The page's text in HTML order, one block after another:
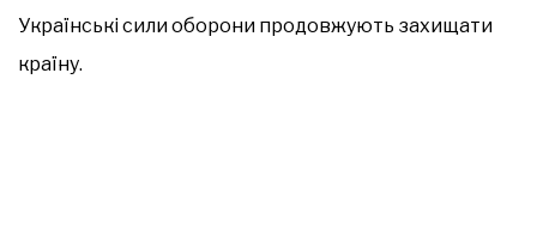
Українські сили оборони продовжують захищати
країну.